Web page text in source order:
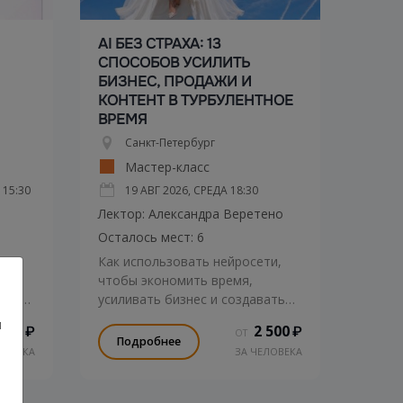
15:30
₽
AI БЕЗ СТРАХА: 13
СПОСОБОВ УСИЛИТЬ
БИЗНЕС, ПРОДАЖИ И
КОНТЕНТ В ТУРБУЛЕНТНОЕ
ВРЕМЯ
Санкт-Петербург
Мастер-класс
19 АВГ 2026, СРЕДА 18:30
Лектор: Александра Веретено
Осталось мест: 6
Как использовать нейросети,
чтобы экономить время,
усиливать бизнес и создавать
Подробнее
ОТ 2 500₽
ЗА ЧЕЛОВЕКА